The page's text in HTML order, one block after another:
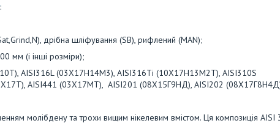
:
дрібна шліфування (SB), рифлений (MAN);
мм (і інші розміри);
AISI316L (03Х17Н14М3), AISI316Ti (10Х17Н13М2T), AISI310S
AISI441 (03Х17МТ), AISI201 (08Х15Г9НД), AISI202
молібдену та трохи вищим нікелевим вмістом. Ця композиція AISI